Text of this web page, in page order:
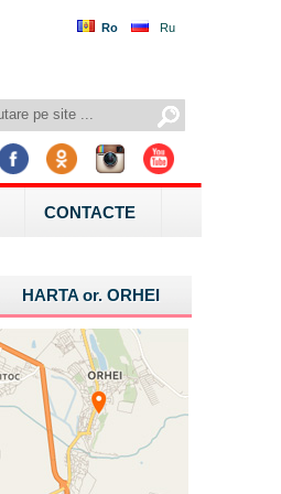
Ro Ru
CONTACTE
HARTA or.ORHEI